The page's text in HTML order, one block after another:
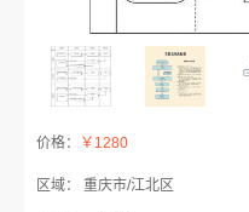
价格： ￥1280
区域： 重庆市/江北区